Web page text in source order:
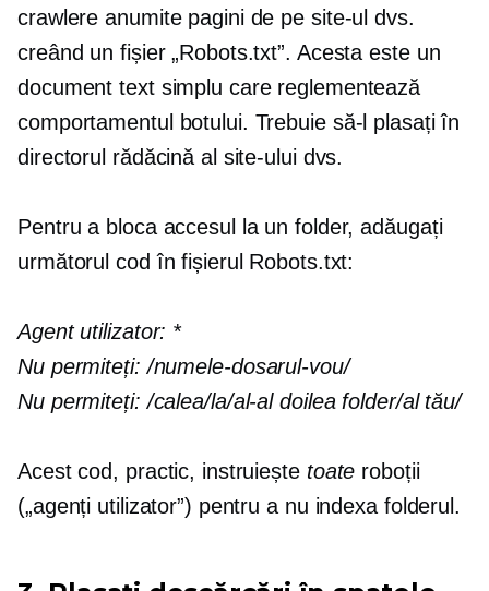
crawlere anumite pagini de pe site-ul dvs.
creând un fișier „Robots.txt”. Acesta este un
document text simplu care reglementează
comportamentul botului. Trebuie să-l plasați în
directorul rădăcină al site-ului dvs.
Pentru a bloca accesul la un folder, adăugați
următorul cod în fișierul Robots.txt:
Agent utilizator: *
Nu permiteți:/numele-dosarul-vou/
Nu permiteți:/calea/la/al-al doilea folder/al tău/
Acest cod, practic, instruiește toate roboții
(„agenți utilizator”) pentru a nu indexa folderul.